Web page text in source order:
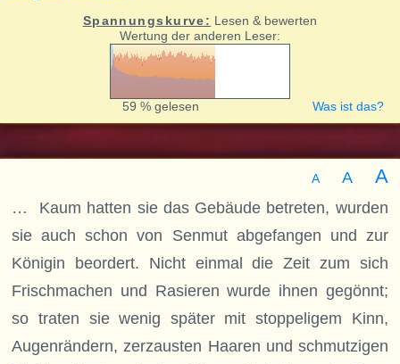
Spannungskurve: Lesen & bewerten
Wertung der anderen Leser:
59 % gelesen Was ist das?
A A A
… Kaum hatten sie das Gebäude betreten, wurden
sie auch schon von Senmut abgefangen und zur
Königin beordert. Nicht einmal die Zeit zum sich
Frischmachen und Rasieren wurde ihnen gegönnt;
so traten sie wenig später mit stoppeligem Kinn,
Augenrändern, zerzausten Haaren und schmutzigen